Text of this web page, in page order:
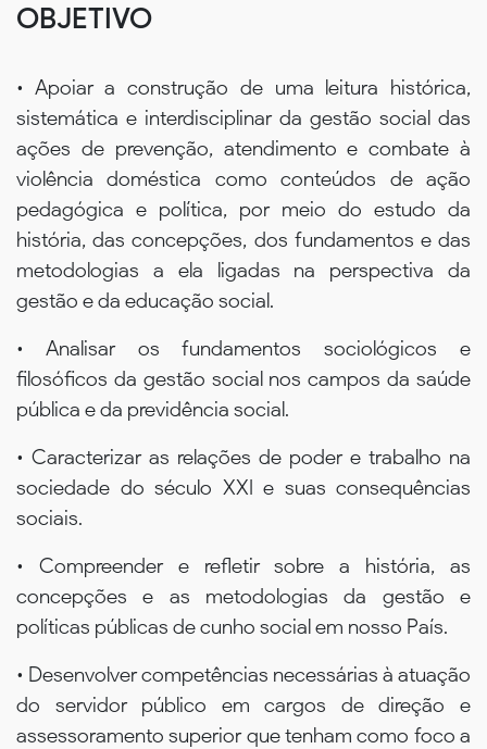
OBJETIVO
• Apoiar a construção de uma leitura histórica,
sistemática e interdisciplinar da gestão social das
ações de prevenção, atendimento e combate à
violência doméstica como conteúdos de ação
pedagógica e política, por meio do estudo da
história, das concepções, dos fundamentos e das
metodologias a ela ligadas na perspectiva da
gestão e da educação social.
• Analisar os fundamentos sociológicos e
filosóficos da gestão social nos campos da saúde
pública e da previdência social.
• Caracterizar as relações de poder e trabalho na
sociedade do século XXI e suas consequências
sociais.
• Compreender e refletir sobre a história, as
concepções e as metodologias da gestão e
políticas públicas de cunho social em nosso País.
• Desenvolver competências necessárias à atuação
do servidor público em cargos de direção e
assessoramento superior que tenham como foco a